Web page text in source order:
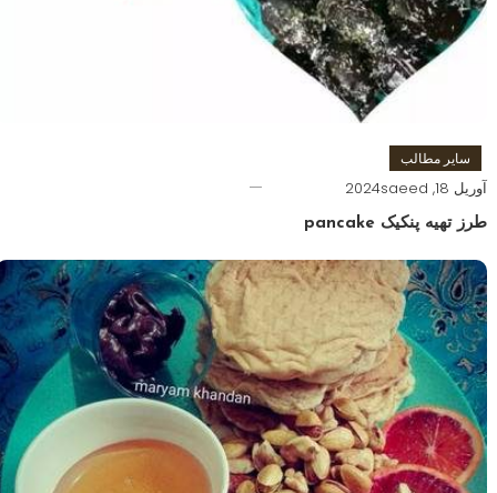
سایر مطالب
آوریل 18, 2024 saeed
طرز تهیه پنکیک pancake